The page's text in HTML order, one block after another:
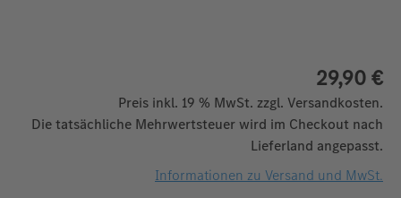
29,90 €
Preis inkl. 19 % MwSt. zzgl. Versandkosten.
Die tatsächliche Mehrwertsteuer wird im Checkout nach
Lieferland angepasst.
Informationen zu Versand und MwSt.